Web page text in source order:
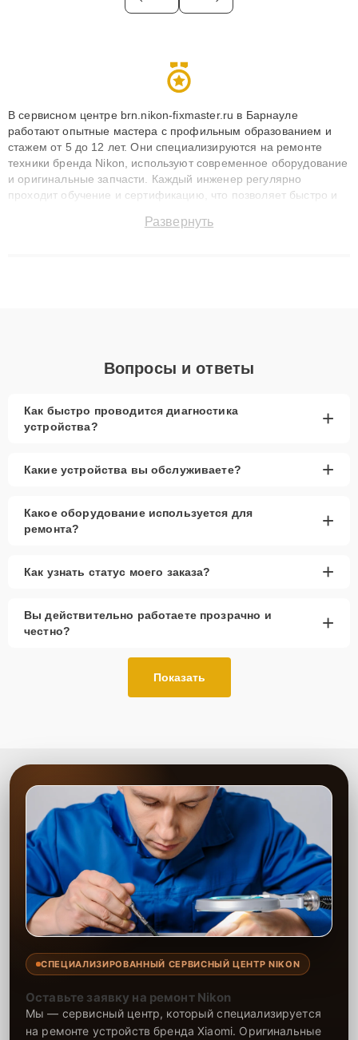
В сервисном центре brn.nikon-fixmaster.ru в Барнауле
работают опытные мастера с профильным образованием и
стажем от 5 до 12 лет. Они специализируются на ремонте
техники бренда Nikon, используют современное оборудование
и оригинальные запчасти. Каждый инженер регулярно
проходит обучение и сертификацию, что позволяет быстро и
сохранением гарантии до 3 лет. Наши мастера решают
Развернуть
Вопросы и ответы
Как быстро проводится диагностика
устройства?
+
Какие устройства вы обслуживаете? +
Какое оборудование используется для
ремонта?
+
Как узнать статус моего заказа? +
Вы действительно работаете прозрачно и
честно?
+
Показать
СПЕЦИАЛИЗИРОВАННЫЙ СЕРВИСНЫЙ ЦЕНТР NIKON
Оставьте заявку на ремонт Nikon
Мы — сервисный центр, который специализируется
на ремонте устройств бренда Xiaomi. Оригинальные